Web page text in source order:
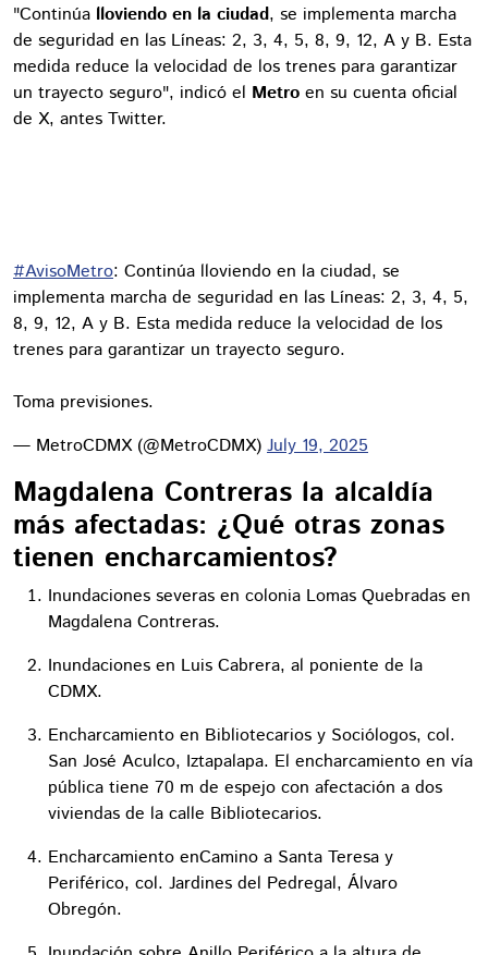
"Continúa lloviendo en la ciudad, se implementa marcha
de seguridad en las Líneas: 2, 3, 4, 5, 8, 9, 12, A y B. Esta
medida reduce la velocidad de los trenes para garantizar
un trayecto seguro", indicó el Metro en su cuenta oficial
de X, antes Twitter.
#AvisoMetro: Continúa lloviendo en la ciudad, se
implementa marcha de seguridad en las Líneas: 2, 3, 4, 5,
8, 9, 12, A y B. Esta medida reduce la velocidad de los
trenes para garantizar un trayecto seguro.
Toma previsiones.
— MetroCDMX (@MetroCDMX) July 19, 2025
Magdalena Contreras la alcaldía
más afectadas: ¿Qué otras zonas
tienen encharcamientos?
Inundaciones severas en colonia Lomas Quebradas en
Magdalena Contreras.
Inundaciones en Luis Cabrera, al poniente de la
CDMX.
Encharcamiento en Bibliotecarios y Sociólogos, col.
San José Aculco, Iztapalapa. El encharcamiento en vía
pública tiene 70 m de espejo con afectación a dos
viviendas de la calle Bibliotecarios.
Encharcamiento enCamino a Santa Teresa y
Periférico, col. Jardines del Pedregal, Álvaro
Obregón.